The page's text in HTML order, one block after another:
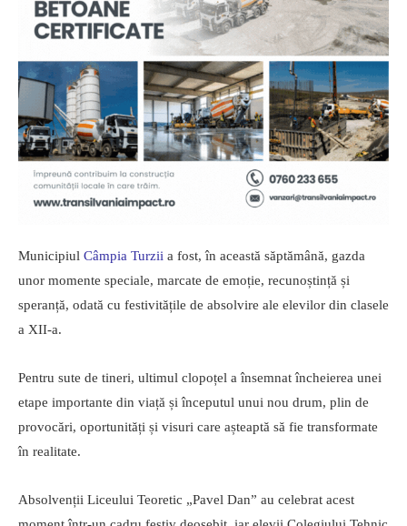
Municipiul Câmpia Turzii a fost, în această săptămână, gazda
unor momente speciale, marcate de emoție, recunoștință și
speranță, odată cu festivitățile de absolvire ale elevilor din clasele
a XII-a.
Pentru sute de tineri, ultimul clopoțel a însemnat încheierea unei
etape importante din viață și începutul unui nou drum, plin de
provocări, oportunități și visuri care așteaptă să fie transformate
în realitate.
Absolvenții Liceului Teoretic „Pavel Dan” au celebrat acest